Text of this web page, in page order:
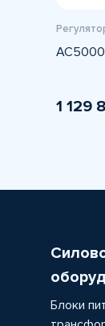
1 129
Блоки